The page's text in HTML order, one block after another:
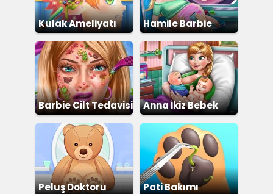
Kulak Ameliyatı Hamile Barbie
Barbie Cilt Tedavisi
Anna İkiz Bebek
Doğumu
Peluş Doktoru Pati Bakımı